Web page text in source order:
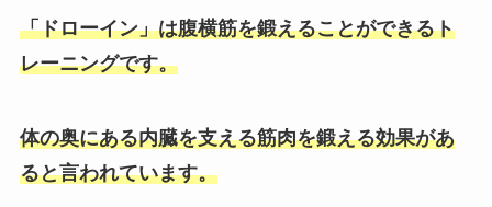
「ドローイン」は腹横筋を鍛えることができるト
レーニングです。
体の奥にある内臓を支える筋肉を鍛える効果があ
ると言われています。